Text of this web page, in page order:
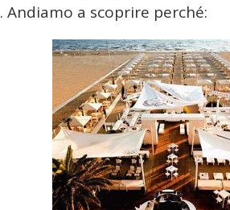
. Andiamo a scoprire perché: